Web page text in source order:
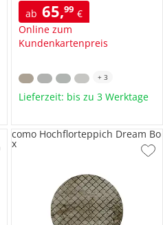
ab 65,99 €
Online zum
Kundenkartenpreis
+ 3
Lieferzeit: bis zu 3 Werktage
como Hochflorteppich Dream Bo
x